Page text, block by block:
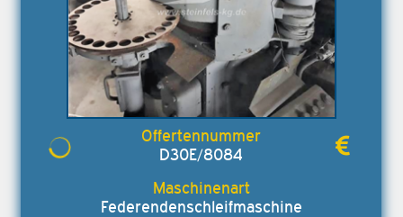
D30E/8084
Federendenschleifmaschine